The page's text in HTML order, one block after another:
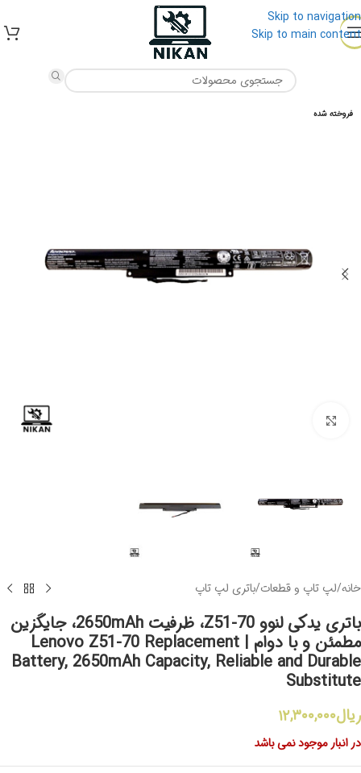
Skip to navigation
Skip to main content
فروخته شده
خانه/لپ تاپ و قطعات/باتری لپ تاپ
باتری یدکی لنوو Z51-70، ظرفیت 2650mAh، جایگزین
مطمئن و با دوام | Lenovo Z51-70 Replacement
Battery, 2650mAh Capacity, Reliable and Durable
Substitute
ریال۱۲,۳۰۰,۰۰۰
در انبار موجود نمی باشد